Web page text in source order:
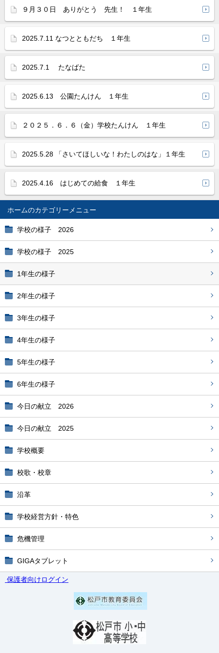
ホーム
学校の様子 2026
学校の様子 2025
1年生の様子
2年生の様子
3年生の様子
4年生の様子
5年生の様子
6年生の様子
今日の献立 2026
今日の献立 2025
学校概要
校歌・校章
沿革
学校経営方針・特色
危機管理
GIGAタブレット
保護者向けログイン
９月３０日 ありがとう 先生！ １年生
2025.7.11 なつとともだち １年生
2025.7.1 たなばた
2025.6.13 公園たんけん １年生
２０２５．６．６（金）学校たんけん １年生
2025.5.28 「さいてほしいな！わたしのはな」１年生
2025.4.16 はじめての給食 １年生